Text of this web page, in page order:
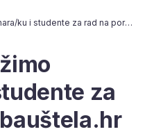
Širimo tim: Tražimo novinara/ku i studente za rad na portalu bauštela.hr
za